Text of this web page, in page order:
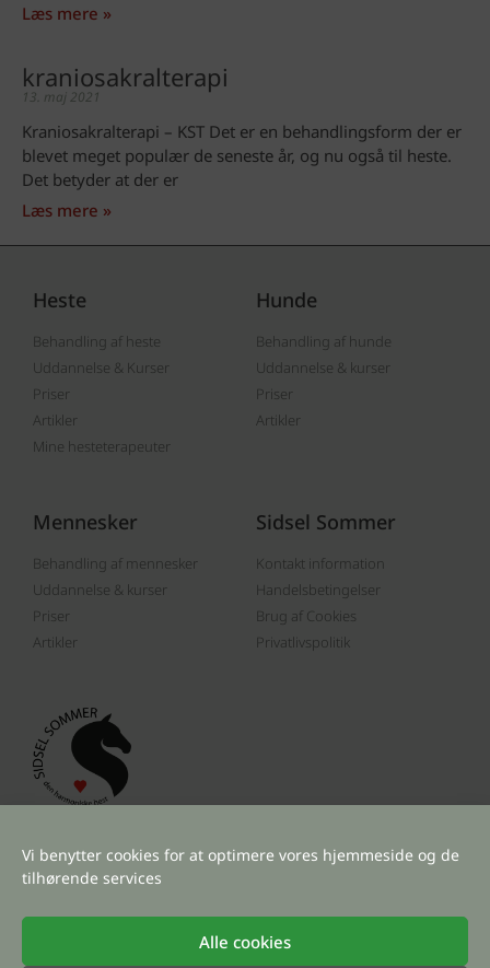
Vi benytter cookies for at optimere vores hjemmeside og de
tilhørende services
Alle cookies
Læs mere »
kraniosakralterapi
13. maj 2021
Kraniosakralterapi – KST Det er en behandlingsform der er
blevet meget populær de seneste år, og nu også til heste.
Det betyder at der er
Læs mere »
Heste
Behandling af heste
Uddannelse & Kurser
Priser
Artikler
Mine hesteterapeuter
Hunde
Behandling af hunde
Uddannelse & kurser
Priser
Artikler
Mennesker
Behandling af mennesker
Uddannelse & kurser
Priser
Artikler
Sidsel Sommer
Kontakt information
Handelsbetingelser
Brug af Cookies
Privatlivspolitik